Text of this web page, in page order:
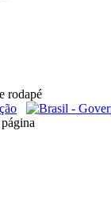
rodapé